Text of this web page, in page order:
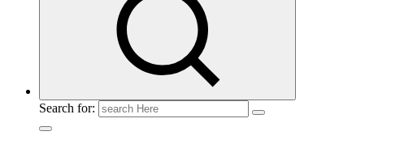
Search for: